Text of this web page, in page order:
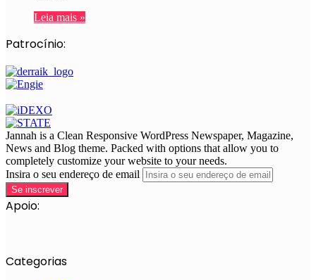
Leia mais »
Patrocínio:
Jannah is a Clean Responsive WordPress Newspaper, Magazine,
News and Blog theme. Packed with options that allow you to
completely customize your website to your needs.
Insira o seu endereço de email
Apoio:
Categorias